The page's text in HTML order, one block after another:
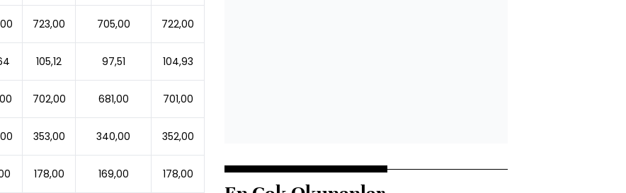
723,00 705,00 722,00
105,12 97,51 104,93
702,00 681,00 701,00
353,00 340,00 352,00
178,00 169,00 178,00